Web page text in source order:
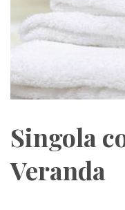
Singola
Veranda